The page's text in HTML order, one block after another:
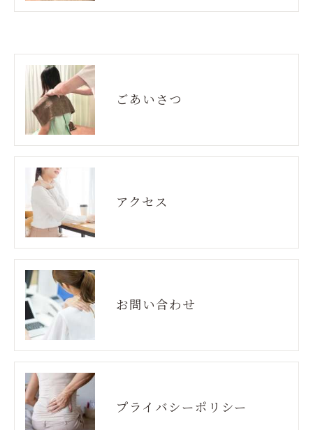
ごあいさつ
アクセス
お問い合わせ
プライバシーポリシー